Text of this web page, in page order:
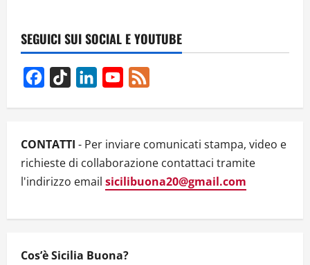
CON
SALVO
LA
GIORNALISTA
E
CONDUTTORE
MOLTO
SICILIANI
SEGUICI SUI SOCIAL E YOUTUBE
Facebook
TikTok LinkedInYouTube
CONTATTI - Per inviare comunicati stampa, video e
richieste di collaborazione contattaci tramite
l'indirizzo email sicilibuona20@gmail.com
Cos’è Sicilia Buona?